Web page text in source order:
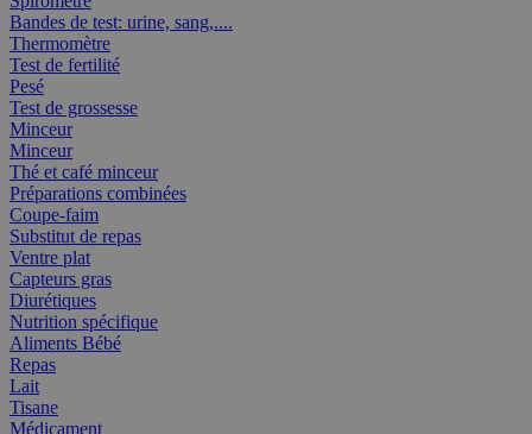
Bandes de test: urine, sang,....
Thermomètre
Test de fertilité
Pesé
Test de grossesse
Minceur
Minceur
Thé et café minceur
Préparations combinées
Coupe-faim
Substitut de repas
Ventre plat
Capteurs gras
Diurétiques
Nutrition spécifique
Aliments Bébé
Repas
Lait
Tisane
Médicament